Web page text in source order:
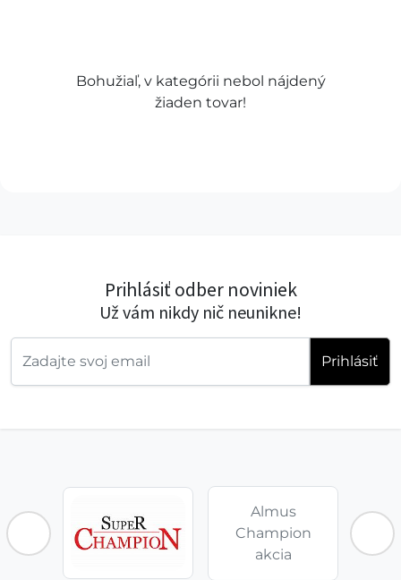
Bohužiaľ, v kategórii nebol nájdený
žiaden tovar!
Prihlásiť odber noviniek
Už vám nikdy nič neunikne!
Prihlásiť
Almus
Champion
akcia